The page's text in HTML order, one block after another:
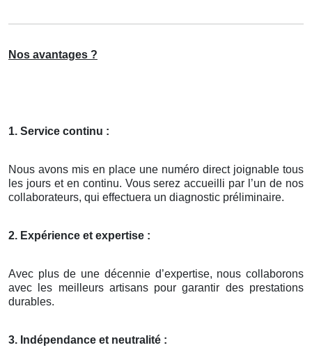
Nos avantages ?
1. Service continu :
Nous avons mis en place une numéro direct joignable tous
les jours et en continu. Vous serez accueilli par l’un de nos
collaborateurs, qui effectuera un diagnostic préliminaire.
2. Expérience et expertise :
Avec plus de une décennie d’expertise, nous collaborons
avec les meilleurs artisans pour garantir des prestations
durables.
3. Indépendance et neutralité :